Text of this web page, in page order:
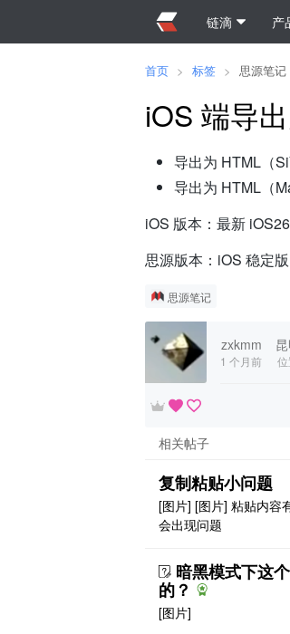
链滴 产
首页 > 标签 > 思源笔记
iOS 端导
导出为 HTML（
导出为 HTML（
iOS 版本：最新 iOS26
思源版本：iOS 稳定
思源笔记
zxkmm
1 个月前
相关帖子
复制粘贴小问题
[图片] [图片] 粘贴内容
会出现问题
暗黑模式下这
的？
[图片]